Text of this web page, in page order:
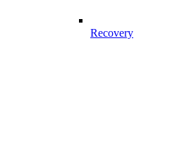
Recovery